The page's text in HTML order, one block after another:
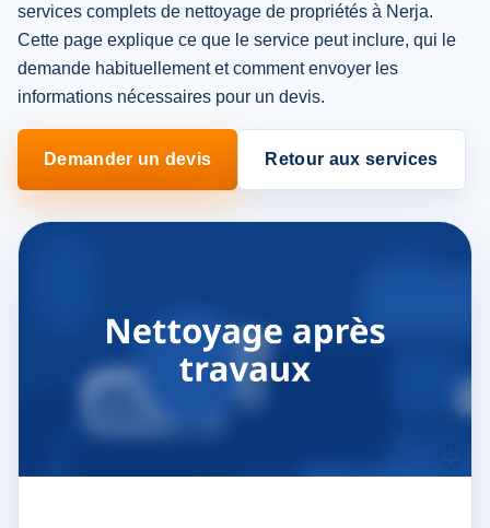
services complets de nettoyage de propriétés à Nerja.
Cette page explique ce que le service peut inclure, qui le
demande habituellement et comment envoyer les
informations nécessaires pour un devis.
Demander un devis Retour aux services